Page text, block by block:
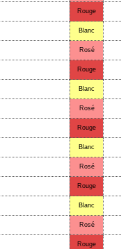
Rouge
Blanc
Rosé
Rouge
Blanc
Rosé
Rouge
Blanc
Rosé
Rouge
Blanc
Rosé
Rouge